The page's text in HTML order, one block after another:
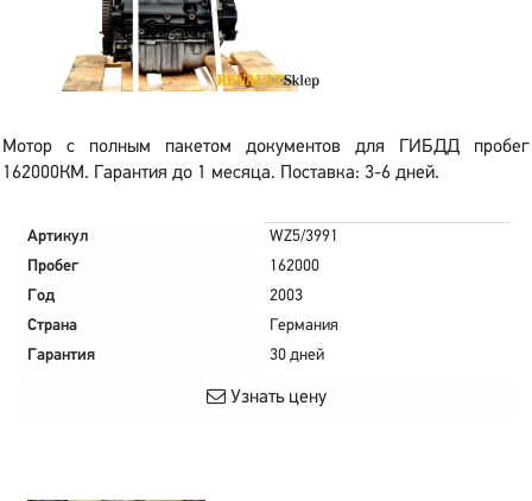
Мотор с полным пакетом документов для ГИБДД пробег
162000КМ. Гарантия до 1 месяца. Поставка: 3-6 дней.
Артикул
WZ5/3991
Пробег
162000
Год
2003
Страна
Германия
Гарантия
30 дней
Узнать цену